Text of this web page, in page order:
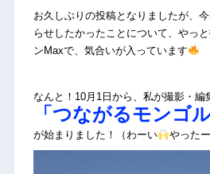
お久しぶりの投稿となりましたが、
らせしたかったことについて、やっ
ンMaxで、気合いが入っています
なんと！10月1日から、私が撮影・編
「つながるモンゴ
が始まりました！（わーい
やったー